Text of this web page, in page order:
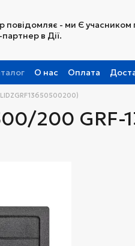
повідомляє - ми Є
в Дії.
О нас Оплата
Партнерская программа
200 GRF-